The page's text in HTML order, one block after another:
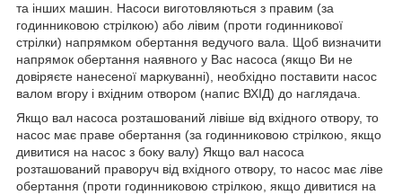
та інших машин. Насоси виготовляються з правим (за
годинниковою стрілкою) або лівим (проти годинникової
стрілки) напрямком обертання ведучого вала. Щоб визначити
напрямок обертання наявного у Вас насоса (якщо Ви не
довіряєте нанесеної маркуванні), необхідно поставити насос
валом вгору і вхідним отвором (напис ВХІД) до наглядача.
Якщо вал насоса розташований лівіше від вхідного отвору, то
насос має праве обертання (за годинниковою стрілкою, якщо
дивитися на насос з боку валу) Якщо вал насоса
розташований праворуч від вхідного отвору, то насос має ліве
обертання (проти годинниковою стрілкою, якщо дивитися на